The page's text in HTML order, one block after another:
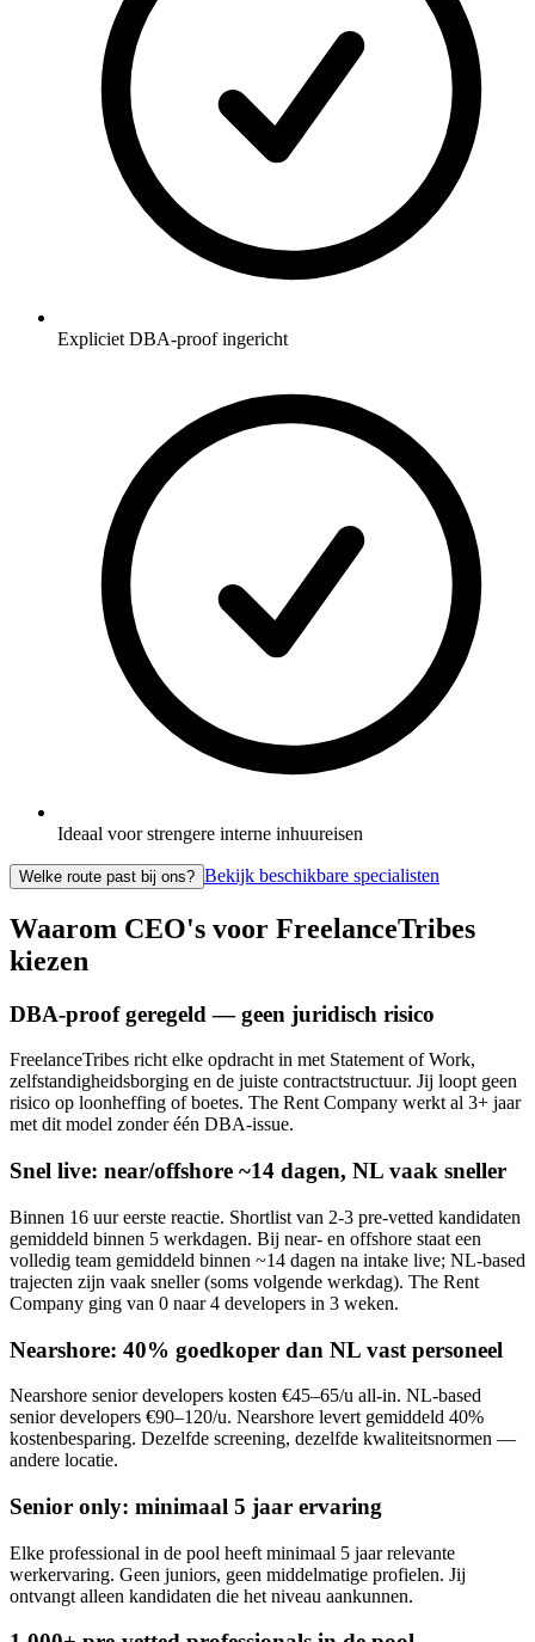
Expliciet DBA-proof ingericht
Ideaal voor strengere interne inhuureisen
Welke route past bij ons? Bekijk beschikbare specialisten
Waarom CEO's voor FreelanceTribes
kiezen
DBA-proof geregeld — geen juridisch risico
FreelanceTribes richt elke opdracht in met Statement of Work,
zelfstandigheidsborging en de juiste contractstructuur. Jij loopt geen
risico op loonheffing of boetes. The Rent Company werkt al 3+ jaar
met dit model zonder één DBA-issue.
Snel live: near/offshore ~14 dagen, NL vaak sneller
Binnen 16 uur eerste reactie. Shortlist van 2-3 pre-vetted kandidaten
gemiddeld binnen 5 werkdagen. Bij near- en offshore staat een
volledig team gemiddeld binnen ~14 dagen na intake live; NL-based
trajecten zijn vaak sneller (soms volgende werkdag). The Rent
Company ging van 0 naar 4 developers in 3 weken.
Nearshore: 40% goedkoper dan NL vast personeel
Nearshore senior developers kosten €45–65/u all-in. NL-based
senior developers €90–120/u. Nearshore levert gemiddeld 40%
kostenbesparing. Dezelfde screening, dezelfde kwaliteitsnormen —
andere locatie.
Senior only: minimaal 5 jaar ervaring
Elke professional in de pool heeft minimaal 5 jaar relevante
werkervaring. Geen juniors, geen middelmatige profielen. Jij
ontvangt alleen kandidaten die het niveau aankunnen.